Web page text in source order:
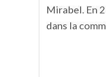
Mirabel. En
dans la